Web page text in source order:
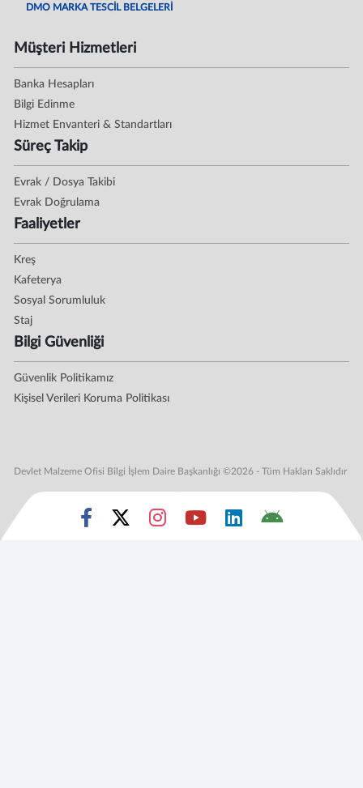
DMO MARKA TESCİL BELGELERİ
Müşteri Hizmetleri
Banka Hesapları
Bilgi Edinme
Hizmet Envanteri & Standartları
Süreç Takip
Evrak / Dosya Takibi
Evrak Doğrulama
Faaliyetler
Kreş
Kafeterya
Sosyal Sorumluluk
Staj
Bilgi Güvenliği
Güvenlik Politikamız
Kişisel Verileri Koruma Politikası
Devlet Malzeme Ofisi Bilgi İşlem Daire Başkanlığı ©2026 - Tüm Hakları Saklıdır